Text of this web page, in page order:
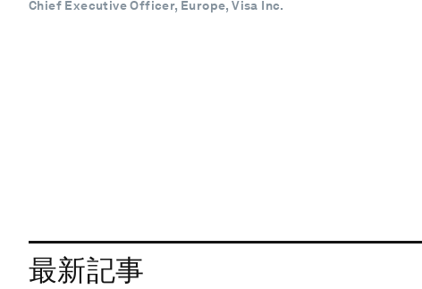
Chief Executive Officer, Europe, Visa Inc.
最新記事